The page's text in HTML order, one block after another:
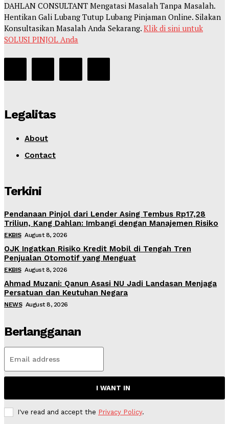
DAHLAN CONSULTANT Mengatasi Masalah Tanpa Masalah.
Hentikan Gali Lubang Tutup Lubang Pinjaman Online. Silakan
Konsultasikan Masalah Anda Sekarang. Klik di sini untuk
SOLUSI PINJOL Anda
Legalitas
About
Contact
Terkini
Pendanaan Pinjol dari Lender Asing Tembus Rp17,28
Triliun, Kang Dahlan: Imbangi dengan Manajemen Risiko
EKBIS August 8, 2026
OJK Ingatkan Risiko Kredit Mobil di Tengah Tren
Penjualan Otomotif yang Menguat
EKBIS August 8, 2026
Ahmad Muzani: Qanun Asasi NU Jadi Landasan Menjaga
Persatuan dan Keutuhan Negara
NEWS August 8, 2026
Berlangganan
I WANT IN
I've read and accept the Privacy Policy.